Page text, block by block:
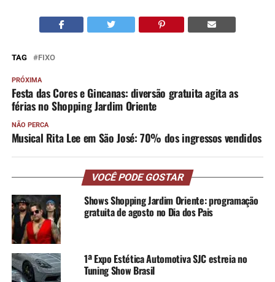
TAG FIXO
PRÓXIMA
Festa das Cores e Gincanas: diversão gratuita agita as
férias no Shopping Jardim Oriente
NÃO PERCA
Musical Rita Lee em São José: 70% dos ingressos vendidos
VOCÊ PODE GOSTAR
Shows Shopping Jardim Oriente: programação
gratuita de agosto no Dia dos Pais
1ª Expo Estética Automotiva SJC estreia no
Tuning Show Brasil